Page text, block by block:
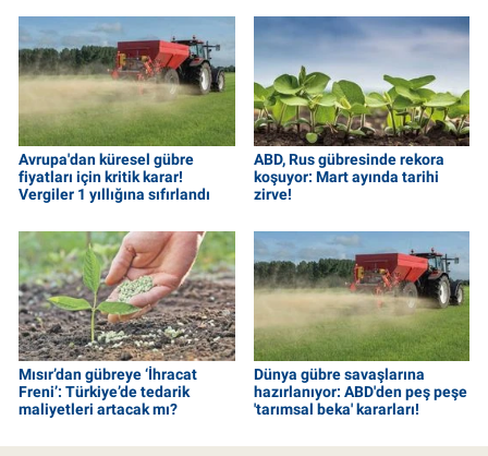
Avrupa'dan küresel gübre
fiyatları için kritik karar!
Vergiler 1 yıllığına sıfırlandı
ABD, Rus gübresinde rekora
koşuyor: Mart ayında tarihi
zirve!
Mısır’dan gübreye ‘İhracat
Freni’: Türkiye’de tedarik
maliyetleri artacak mı?
Dünya gübre savaşlarına
hazırlanıyor: ABD'den peş peşe
'tarımsal beka' kararları!